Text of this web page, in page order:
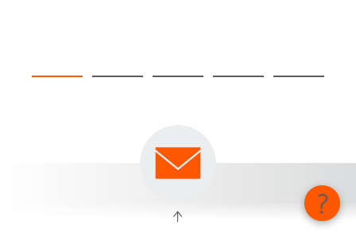
KUKA Switzerland Sales